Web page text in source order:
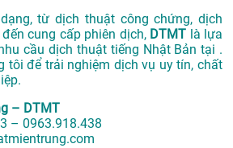
từ dịch thuật công chứng, dịch
cung cấp phiên dịch, DTMT là lựa
cầu dịch thuật tiếng Nhật Bản tại .
tôi để trải nghiệm dịch vụ uy tín, chất
– DTMT
– 0963.918.438